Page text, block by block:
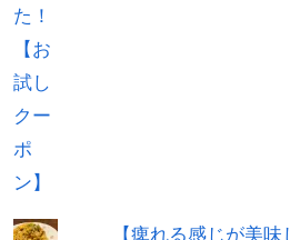
【痺れる感じが美